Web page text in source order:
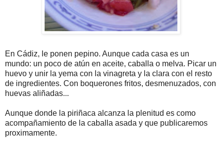
En Cádiz, le ponen pepino. Aunque cada casa es un
mundo: un poco de atún en aceite, caballa o melva. Picar un
huevo y unir la yema con la vinagreta y la clara con el resto
de ingredientes. Con boquerones fritos, desmenuzados, con
huevas aliñadas...
Aunque donde la piriñaca alcanza la plenitud es como
acompañamiento de la caballa asada y que publicaremos
proximamente.